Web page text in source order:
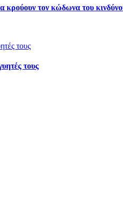
κρούουν τον κώδωνα του
τους